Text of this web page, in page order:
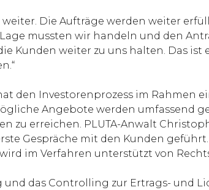
Die Aufträge werden weiter
mussten wir handeln und den
Kunden weiter zu uns halten. Das
den Investorenprozess im Rahmen
Angebote werden umfassend
zu erreichen. PLUTA-Anwalt
Gespräche mit den Kunden
im Verfahren unterstützt von
das Controlling zur Ertrags- und